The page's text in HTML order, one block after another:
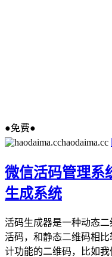
●免费●
haodaima.cc
微信活码管理系
生成系统
活码生成器是一种动态
活码，和静态二维码相
计功能的二维码，比如